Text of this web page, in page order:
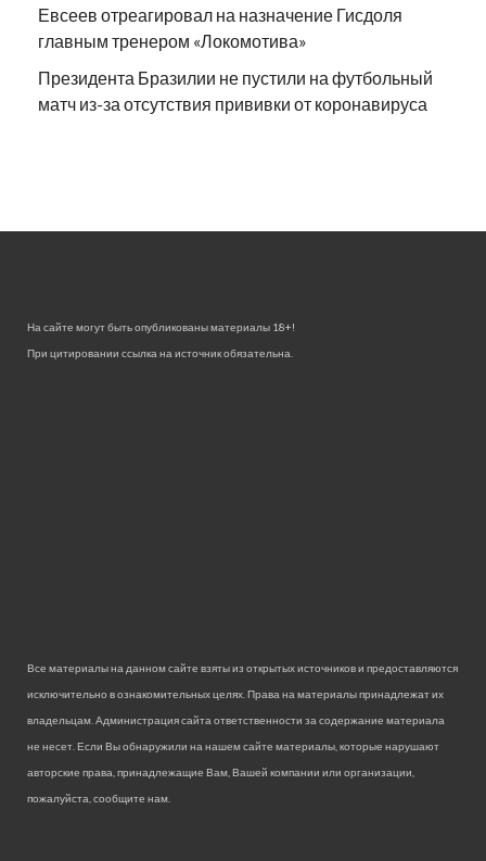
Евсеев отреагировал на назначение Гисдоля
главным тренером «Локомотива»
Президента Бразилии не пустили на футбольный
матч из-за отсутствия прививки от коронавируса
На сайте могут быть опубликованы материалы 18+!
При цитировании ссылка на источник обязательна.
Все материалы на данном сайте взяты из открытых источников и предоставляются
исключительно в ознакомительных целях. Права на материалы принадлежат их
владельцам. Администрация сайта ответственности за содержание материала
не несет. Если Вы обнаружили на нашем сайте материалы, которые нарушают
авторские права, принадлежащие Вам, Вашей компании или организации,
пожалуйста, сообщите нам.